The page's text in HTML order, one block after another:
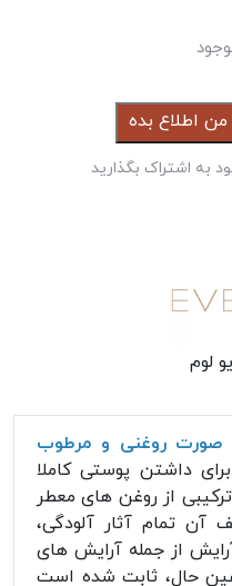
اطلاع بده
به اشتراک بگذارید
لوم
صورت روغنی و مرطوب
داشتن پوستی کاملا
از روغن های معطر
تمام آثار آلودگی،
آرایش از جمله آرایش های
حال، ثابت شده است